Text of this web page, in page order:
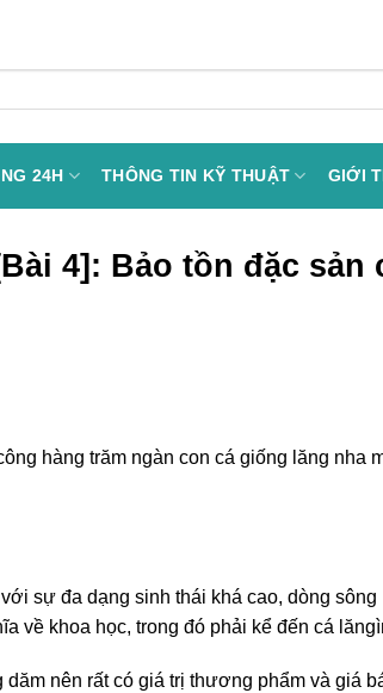
24H THÔNG TIN KỸ THUẬT GIỚI
4]: Bảo tồn đặc sản
hàng trăm ngàn con cá giống lăng nha
sự đa dạng sinh thái khá cao, dòng sông
về khoa học, trong đó phải kể đến cá
nên rất có giá trị thương phẩm và giá